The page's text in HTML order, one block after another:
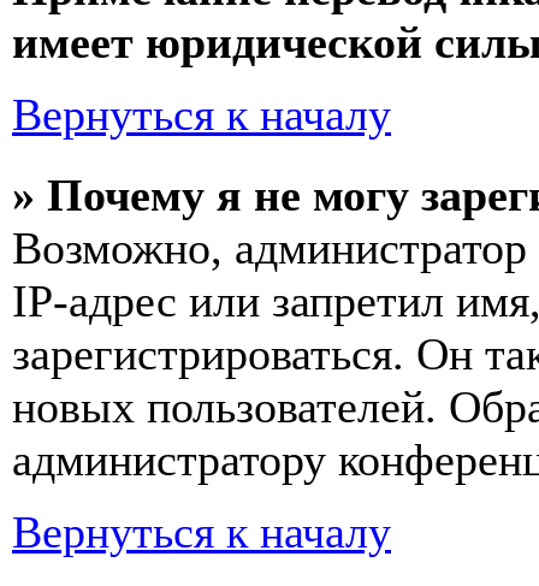
имеет юридической
Вернуться к началу
» Почему я не могу
Возможно,
IP-адрес или запретил
зарегистрироваться. Он
новых пользователей.
администратору
Вернуться к началу